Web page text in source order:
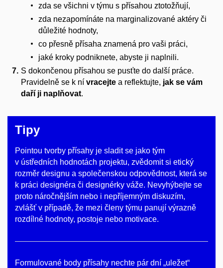
zda se všichni v týmu s přísahou ztotožňují,
zda nezapomínáte na marginalizované aktéry či
důležité hodnoty,
co přesně přísaha znamená pro vaši práci,
jaké kroky podniknete, abyste ji naplnili.
S dokončenou přísahou se pusťte do další práce.
Pravidelně se k ní vracejtea reflektujte, jak se vám
daří ji naplňovat.
Tipy
Pointou tvorby přísahy je sladit se jako tým
v ústředních hodnotách projektu, zvědomit si etický
rozměr designu a společenskou odpovědnost, která se
k práci designéra či designérky váže. Nevyhýbejte se
proto náročnějším nebo i nepříjemným diskuzím,
zvlášť v případě, že mezi členy týmu panují výrazně
rozdílné hodnoty, postoje nebo motivace.
Formulované body přísahy nechte pár dní „uležet“